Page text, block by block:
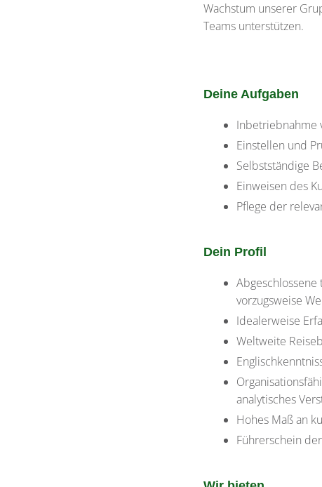
Wachstum unserer
Teams unterstützen.
Deine Aufgaben
Inbetriebnahme
Einstellen und
Selbstständige
Einweisen des
Pflege der
Dein Profil
vorzugsweise
Idealerweise
Weltweite
analytisches
Hohes Maß an
Führerschein